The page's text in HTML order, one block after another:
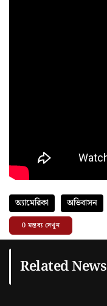
অ্যামেরিকা অভিবাসন
0মন্তব্য দেখুন
Related News